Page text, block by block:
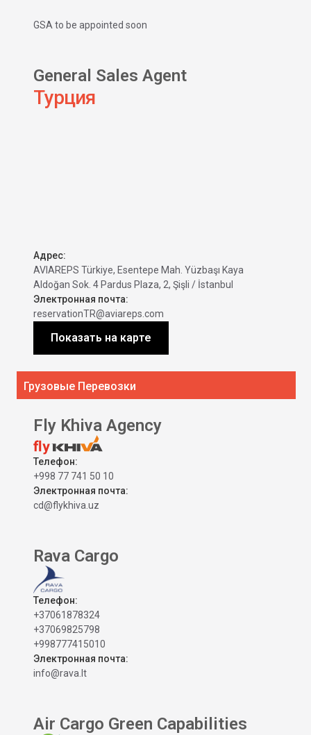
GSA to be appointed soon
General Sales Agent
Турция
Адрес:
AVIAREPS Türkiye, Esentepe Mah. Yüzbaşı Kaya
Aldoğan Sok. 4 Pardus Plaza, 2, Şişli / İstanbul
Электронная почта:
reservationTR@aviareps.com
Показать на карте
Грузовые Перевозки
Fly Khiva Agency
Телефон:
+998 77 741 50 10
Электронная почта:
cd@flykhiva.uz
Rava Cargo
Телефон:
+37061878324
+37069825798
+998777415010
Электронная почта:
info@rava.lt
Air Cargo Green Capabilities